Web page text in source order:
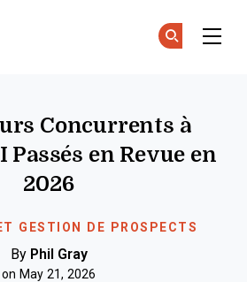
GESTION DE PROSPECTS
Concurrents à
Passés en Revue en
2026
By Phil Gray
on May 21, 2026